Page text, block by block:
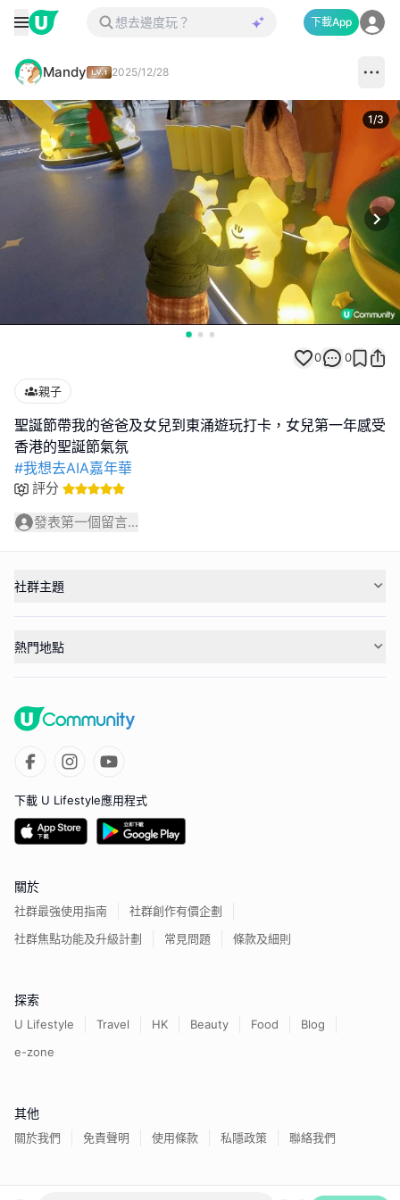
下載App
Mandy 2025/12/28
1/3
0 0
親子
聖誕節帶我的爸爸及女兒到東涌遊玩打卡，女兒第一年感受
#我想去AIA嘉年華
評分
發表第一個留言...
社群主題
熱門地點
下載 U Lifestyle應用程式
關於
社群最強使用指南
社群創作有價企劃
社群焦點功能及升級計劃
常見問題 條款及細則
探索
U Lifestyle Travel HK Beauty Food
Blog
e-zone
其他
關於我們 免責聲明 使用條款 私隱政策 聯絡我們